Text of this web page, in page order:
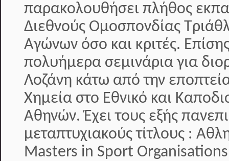
παρακολουθήσει πλήθος
Διεθνούς Ομοσπονδίας
Αγώνων όσο και κριτές.
πολυήμερα σεμινάρια για
Λοζάνη κάτω από την
Χημεία στο Εθνικό και
Αθηνών. Έχει τους εξής
μεταπτυχιακούς τίτλους :
Masters in Sport